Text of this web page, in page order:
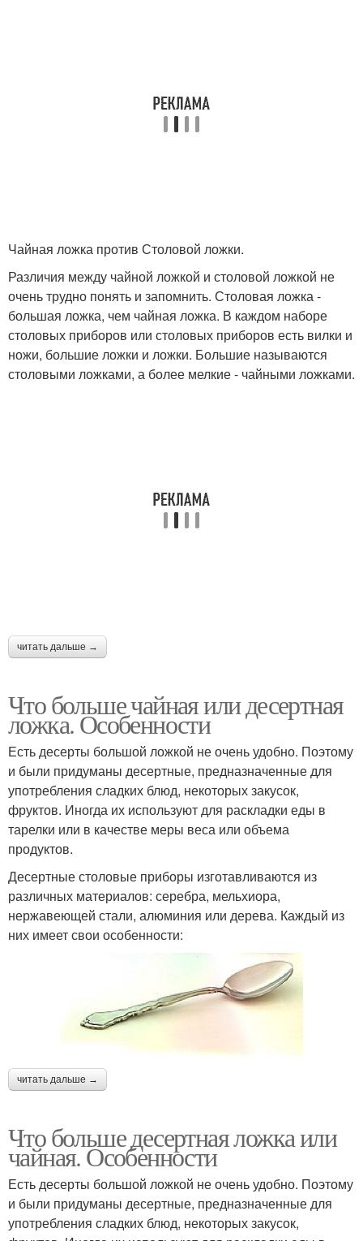
Чайная ложка против Столовой ложки.
Различия между чайной ложкой и столовой ложкой не
очень трудно понять и запомнить. Столовая ложка -
большая ложка, чем чайная ложка. В каждом наборе
столовых приборов или столовых приборов есть вилки и
ножи, большие ложки и ложки. Большие называются
столовыми ложками, а более мелкие - чайными ложками.
читать дальше →
Что больше чайная или десертная
ложка. Особенности
Есть десерты большой ложкой не очень удобно. Поэтому
и были придуманы десертные, предназначенные для
употребления сладких блюд, некоторых закусок,
фруктов. Иногда их используют для раскладки еды в
тарелки или в качестве меры веса или объема
продуктов.
Десертные столовые приборы изготавливаются из
различных материалов: серебра, мельхиора,
нержавеющей стали, алюминия или дерева. Каждый из
них имеет свои особенности:
читать дальше →
Что больше десертная ложка или
чайная. Особенности
Есть десерты большой ложкой не очень удобно. Поэтому
и были придуманы десертные, предназначенные для
употребления сладких блюд, некоторых закусок,